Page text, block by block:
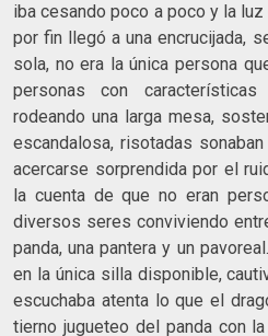
iba cesando poco a poco y la
por fin llegó a una encrucijada,
sola, no era la única persona
personas con
rodeando una larga mesa,
escandalosa, risotadas
acercarse sorprendida por el
la cuenta de que no eran
diversos seres conviviendo
panda, una pantera y un
en la única silla disponible,
escuchaba atenta lo que el
tierno jugueteo del panda con